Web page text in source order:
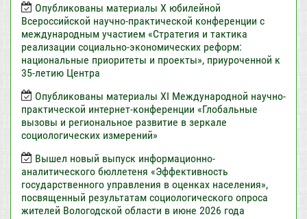
Опубликованы материалы X юбилейной
Всероссийской научно-практической конференции с
международным участием «Стратегия и тактика
реализации социально-экономических реформ:
национальные приоритеты и проекты», приуроченной к
35-летию Центра
Опубликованы материалы XI Международной научно-
практической интернет-конференции «Глобальные
вызовы и региональное развитие в зеркале
социологических измерений»
Вышел новый выпуск информационно-
аналитического бюллетеня «Эффективность
государственного управления в оценках населения»,
посвященный результатам социологического опроса
жителей Вологодской области в июне 2026 года